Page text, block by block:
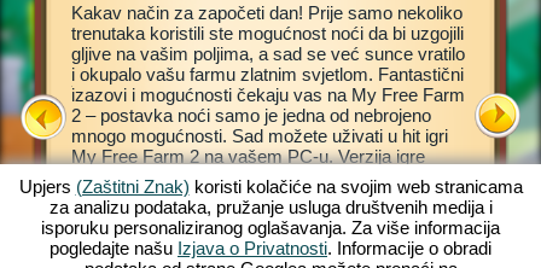
2. Ova
i
Kakav način za započeti dan! Prije samo nekoliko
trenutaka koristili ste mogućnost noći da bi uzgojili
gljive na vašim poljima, a sad se već sunce vratilo
i okupalo vašu farmu zlatnim svjetlom. Fantastični
izazovi i mogućnosti čekaju vas na My Free Farm
2 – postavka noći samo je jedna od nebrojeno
mnogo mogućnosti. Sad možete uživati u hit igri
My Free Farm 2 na vašem PC-u. Verzija igre
Internet preglednika omogućit će vam jednako
fantastičnu farmersku zabavu koju već poznajete i
volite. Držite životinje, obrađujte polja, sakupljajte
plodove i proizvodite ukusna dobra za vaše kupce.
Registrirajte se besplatno odmah i započnite!
Ova
povrće
kupce.
farmu u
Upjers (Zaštitni Znak) koristi kolačiće na svojim web stranicama
za analizu podataka, pružanje usluga društvenih medija i
isporuku personaliziranog oglašavanja. Za više informacija
pogledajte našu Izjava o Privatnosti. Informacije o obradi